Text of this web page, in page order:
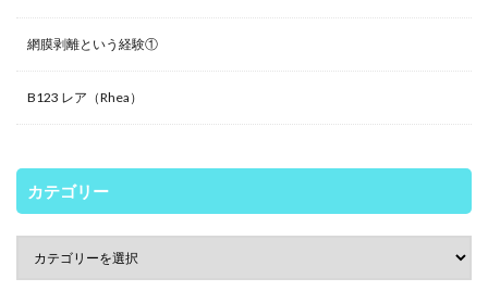
網膜剥離という経験①
B123 レア（Rhea）
カテゴリー